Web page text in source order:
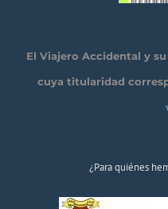
El Viajero Accidental y
cuya titularidad
¿Para quiénes